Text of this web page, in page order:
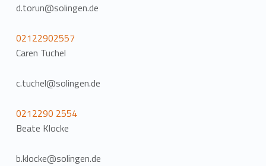
d.torun@solingen.de
02122902557
Caren Tuchel
c.tuchel@solingen.de
0212290 2554
Beate Klocke
b.klocke@solingen.de